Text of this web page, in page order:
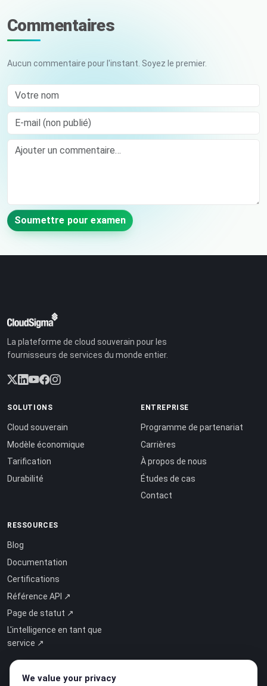
Commentaires
Aucun commentaire pour l'instant. Soyez le premier.
Votre nom
E-mail (non publié)
Comment
Soumettre pour examen
La plateforme de cloud souverain pour les
fournisseurs de services du monde entier.
SOLUTIONS
Cloud souverain
Modèle économique
Tarification
Durabilité
ENTREPRISE
Programme de partenariat
Carrières
À propos de nous
Études de cas
Contact
RESSOURCES
Blog
Documentation
Certifications
Référence API ↗
Page de statut ↗
L'intelligence en tant que
service ↗
We value your privacy